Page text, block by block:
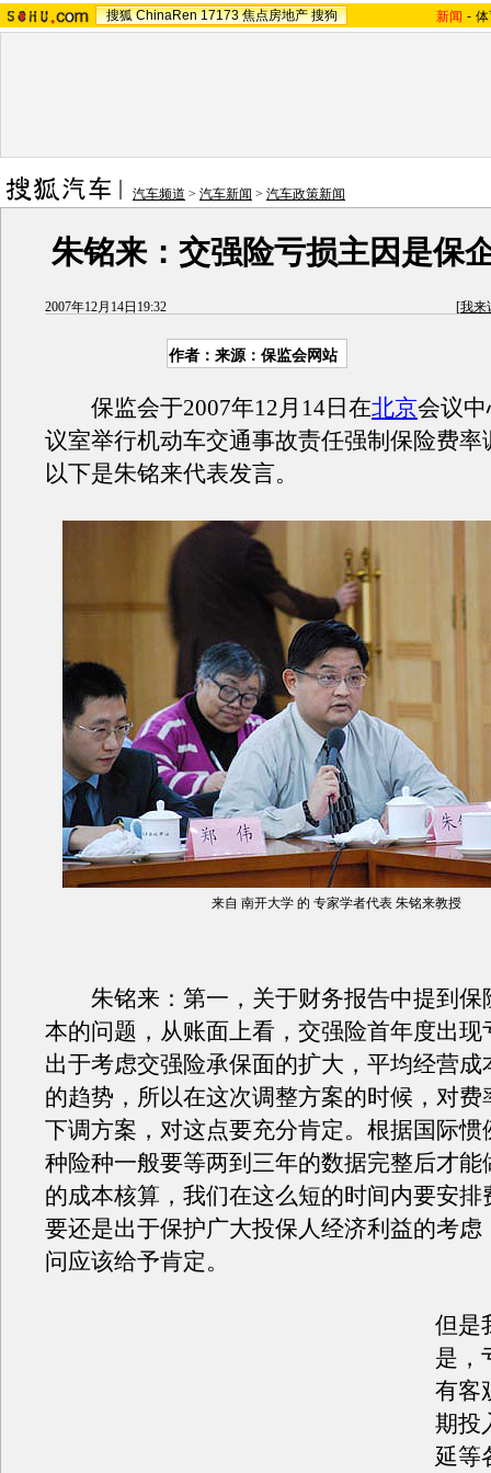
搜狐 ChinaRen 17173 焦点房地产 搜狗 新闻 -
汽车频道 > 汽车新闻 > 汽车政策新闻
朱铭来：交强险亏损主因是保
2007年12月14日19:32 [我来
作者：来源：保监会网站
保监会于2007年12月14日在北京会议
议室举行机动车交通事故责任强制保险费率
以下是朱铭来代表发言。
来自 南开大学 的 专家学者代表 朱铭来教授
朱铭来：第一，关于财务报告中提到保
本的问题，从账面上看，交强险首年度出现
出于考虑交强险承保面的扩大，平均经营成
的趋势，所以在这次调整方案的时候，对费
下调方案，对这点要充分肯定。根据国际惯
种险种一般要等两到三年的数据完整后才能
的成本核算，我们在这么短的时间内要安排
要还是出于保护广大投保人经济利益的考虑
问应该给予肯定。
但是
是，
有客
期投
延等